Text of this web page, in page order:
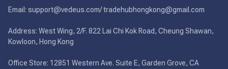
Email: support@vedeus.com/ tradehubhongkong@gmail.com
Address: West Wing, 2/F. 822 Lai Chi Kok Road, Cheung Shawan,
Kowloon, Hong Kong
Office Store: 12851 Western Ave. Suite E, Garden Grove, CA